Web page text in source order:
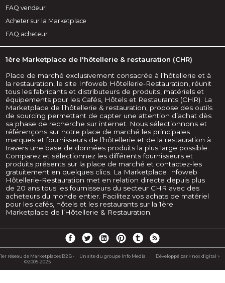
FAQ vendeur
Acheter sur la Marketplace
FAQ acheteur
1ère Marketplace de l'hôtellerie & restauration (CHR)
Place de marché exclusivement consacrée à l’hôtellerie et à
la restauration, le site Infoweb Hôtellerie-Restauration, réunit
tous les fabricants et distributeurs de produits, matériels et
équipements pour les Cafés, Hôtels et Restaurants (CHR). La
Marketplace de l’hôtellerie & restauration, propose des outils
de sourcing permettant de capter une attention d’achat dès
sa phase de recherche sur internet. Nous sélectionnons et
référençons sur notre place de marché les principales
marques et fournisseurs de l’hôtellerie et de la restauration à
travers une base de données produits la plus large possible.
Comparez et sélectionnez les différents fournisseurs et
produits présents sur la place de marché et contactez-les
gratuitement en quelques clics. La Marketplace Infoweb
Hôtellerie-Restauration met en relation directe depuis plus
de 20 ans tous les fournisseurs du secteur CHR avec des
acheteurs du monde entier. Facilitez vos achats de matériel
pour les cafés, hôtels et les restaurants sur la 1ère
Marketplace de l’Hôtellerie & Restauration.
1er réseau de Marketplaces B2B -
©2005-2025
Un site du groupe Info Media Développé par « nox digital »